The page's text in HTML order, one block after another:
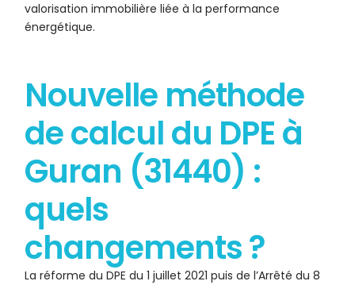
valorisation immobilière liée à la performance
énergétique.
Nouvelle méthode
de calcul du DPE à
Guran (31440) :
quels
changements ?
La réforme du DPE du 1 juillet 2021 puis de l’Arrêté du 8